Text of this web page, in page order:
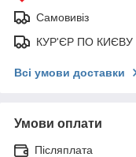
Самовивіз
КУР'ЄР ПО КИЄВУ
Всі умови доставки
Умови оплати
Післяплата